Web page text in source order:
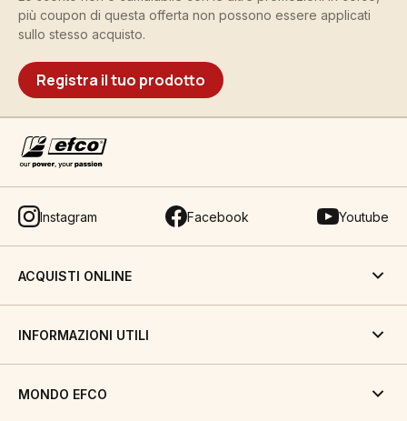
più coupon di questa offerta non possono essere applicati
sullo stesso acquisto.
Registra il tuo prodotto
Instagram Facebook Youtube
ACQUISTI ONLINE
INFORMAZIONI UTILI
MONDO EFCO